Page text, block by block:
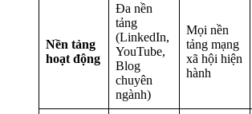
Nền tảng
hoạt động
Đa nền
tảng
(LinkedIn,
YouTube,
Blog
chuyên
ngành)
Mọi nền
tảng mạng
xã hội hiện
hành